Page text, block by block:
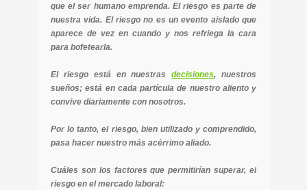
que el ser humano emprenda. El riesgo es parte de
nuestra vida. El riesgo no es un evento aislado que
aparece de vez en cuando y nos refriega la cara
para bofetearla.
El riesgo está en nuestrasdecisiones, nuestros
sueños; está en cada partícula de nuestro aliento y
convive diariamente con nosotros.
Por lo tanto, el riesgo, bien utilizado y comprendido,
pasa hacer nuestro más acérrimo aliado.
Cuáles son los factores que permitirían superar, el
riesgo en el mercado laboral: